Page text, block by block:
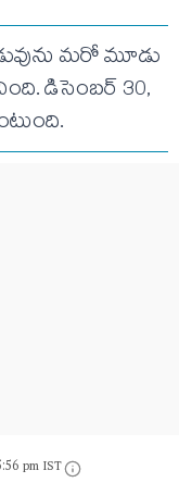
మరో మూడు
డిసెంబర్ 30,
pm IST